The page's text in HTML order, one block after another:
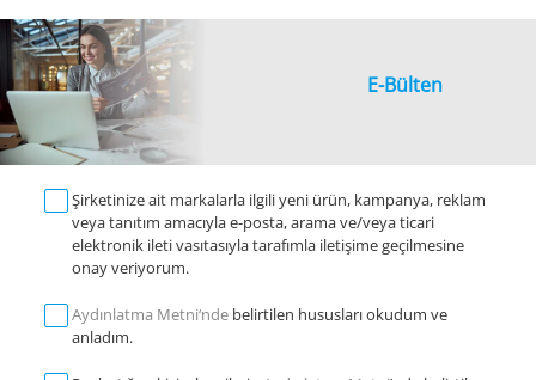
E-Bülten
Şirketinize ait markalarla ilgili yeni ürün, kampanya, reklam
veya tanıtım amacıyla e-posta, arama ve/veya ticari
elektronik ileti vasıtasıyla tarafımla iletişime geçilmesine
onay veriyorum.
Aydınlatma Metni‘nde belirtilen hususları okudum ve
anladım.